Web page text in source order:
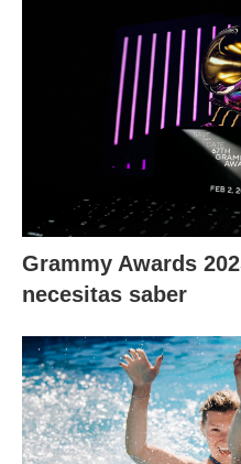
Grammy Awards
necesitas saber